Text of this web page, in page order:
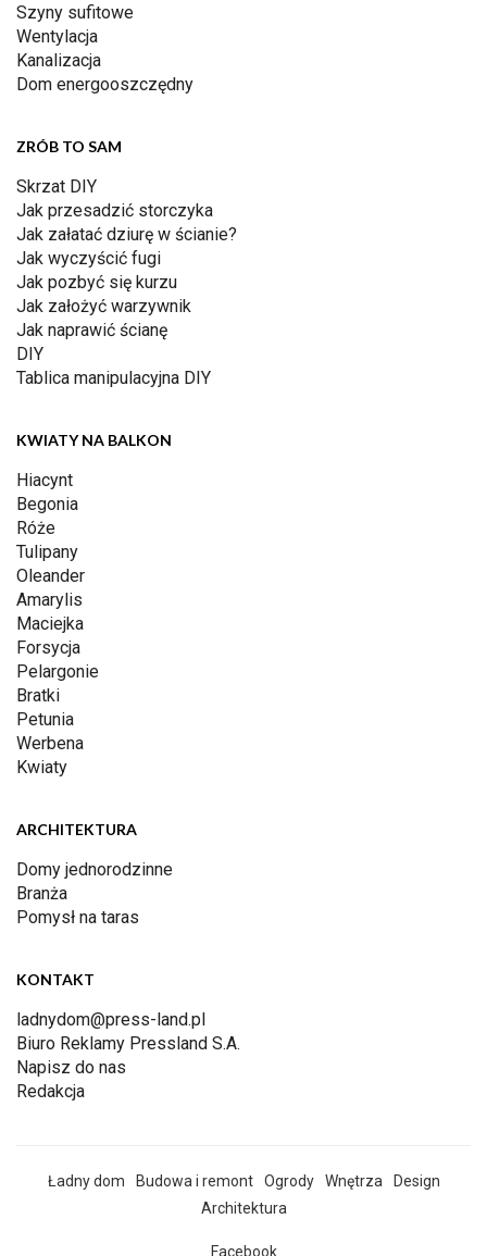
Szyny sufitowe
Wentylacja
Kanalizacja
Dom energooszczędny
ZRÓB TO SAM
Skrzat DIY
Jak przesadzić storczyka
Jak załatać dziurę w ścianie?
Jak wyczyścić fugi
Jak pozbyć się kurzu
Jak założyć warzywnik
Jak naprawić ścianę
DIY
Tablica manipulacyjna DIY
KWIATY NA BALKON
Hiacynt
Begonia
Róże
Tulipany
Oleander
Amarylis
Maciejka
Forsycja
Pelargonie
Bratki
Petunia
Werbena
Kwiaty
ARCHITEKTURA
Domy jednorodzinne
Branża
Pomysł na taras
KONTAKT
ladnydom@press-land.pl
Biuro Reklamy Pressland S.A.
Napisz do nas
Redakcja
Ładny dom Budowa i remont Ogrody Wnętrza
Design
Architektura
Facebook